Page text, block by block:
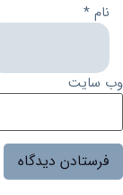
نام *
وب‌ سایت